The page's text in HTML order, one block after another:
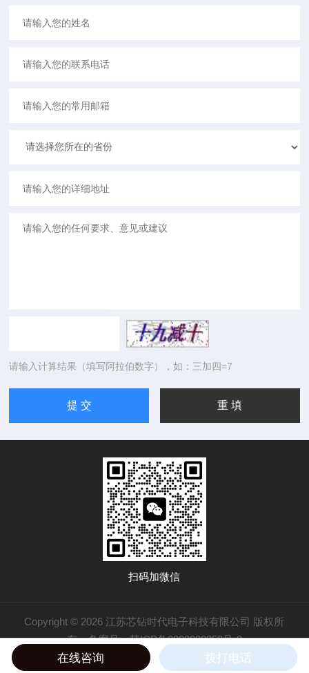
请输入计算结果（填写阿拉伯数字），如：三加四=7
扫码加微信
Copyright © 2026 江苏芯钻时代电子科技有限公司 版权所
有备案号：苏ICP备2022028353号-2
技术支持：化工仪器网 管理登录 sitemap.xml
在线咨询 拨打电话